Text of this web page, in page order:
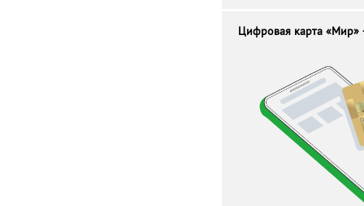
Цифровая карта